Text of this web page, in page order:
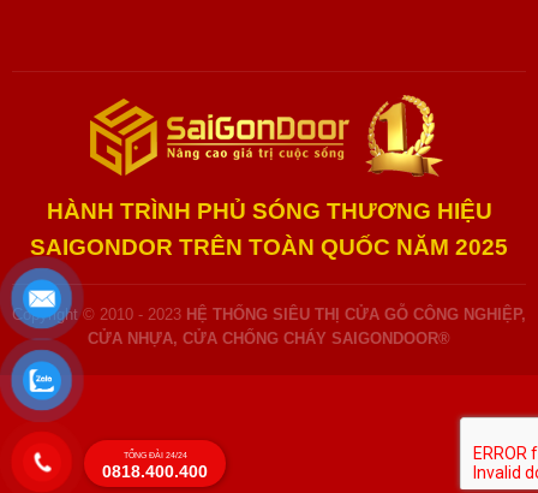
HÀNH TRÌNH PHỦ SÓNG THƯƠNG HIỆU
SAIGONDOR TRÊN TOÀN QUỐC NĂM 2025
Copyright © 2010 - 2023 HỆ THỐNG SIÊU THỊ CỬA GỖ CÔNG NGHIỆP,
CỬA NHỰA, CỬA CHỐNG CHÁY SAIGONDOOR®
TỔNG ĐÀI 24/24
0818.400.400